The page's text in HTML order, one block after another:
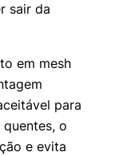
sair da
em mesh
para
o
e evita